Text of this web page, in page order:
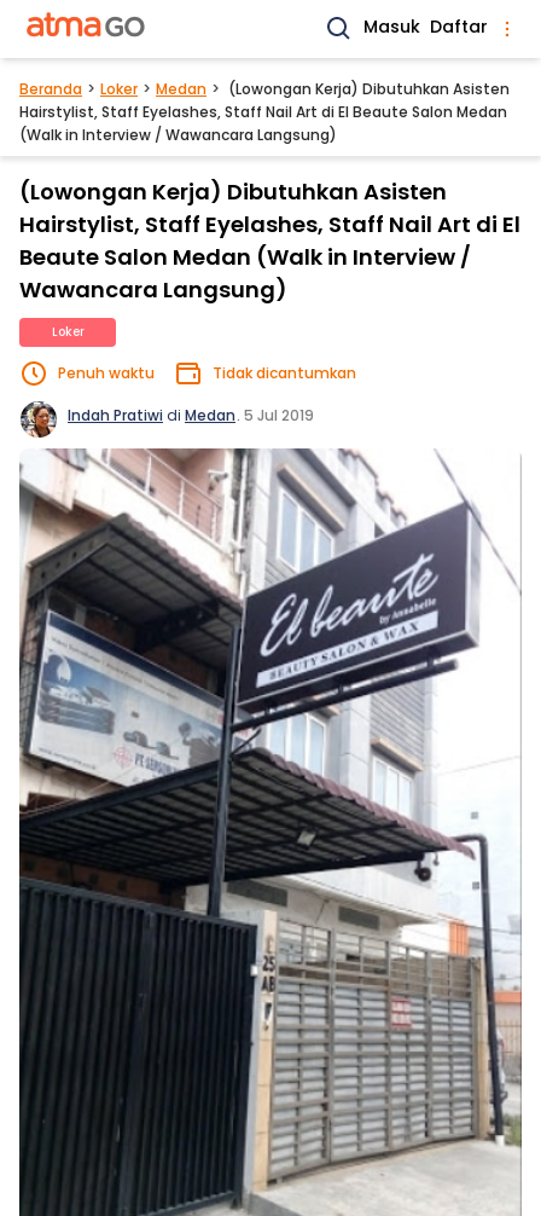
Masuk Daftar
Beranda Loker Medan
(Lowongan Kerja) Dibutuhkan Asisten
Hairstylist, Staff Eyelashes, Staff Nail Art di El Beaute Salon Medan
(Walk in Interview / Wawancara Langsung)
(Lowongan Kerja) Dibutuhkan Asisten
Hairstylist, Staff Eyelashes, Staff Nail Art di El
Beaute Salon Medan (Walk in Interview /
Wawancara Langsung)
Loker
Penuh waktu Tidak dicantumkan
Indah Pratiwidi Medan. 5 Jul 2019